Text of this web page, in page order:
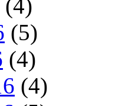
(4)
(5)
(4)
(4)